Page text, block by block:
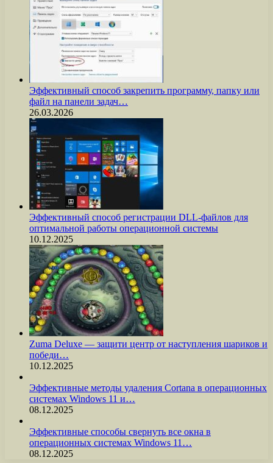
Эффективный способ закрепить программу, папку или
файл на панели задач…
26.03.2026
Эффективный способ регистрации DLL-файлов для
оптимальной работы операционной системы
10.12.2025
Zuma Deluxe — защити центр от наступления шариков и
победи…
10.12.2025
Эффективные методы удаления Cortana в операционных
системах Windows 11 и…
08.12.2025
Эффективные способы свернуть все окна в
операционных системах Windows 11…
08.12.2025